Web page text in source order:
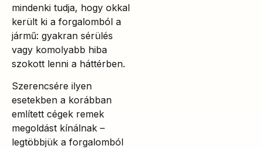
mindenki tudja, hogy okkal
került ki a forgalomból a
jármű: gyakran sérülés
vagy komolyabb hiba
szokott lenni a háttérben.
Szerencsére ilyen
esetekben a korábban
említett cégek remek
megoldást kínálnak –
legtöbbjük a forgalomból